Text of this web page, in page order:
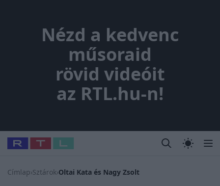
Nézd a kedvenc
műsoraid
rövid videóit
az RTL.hu-n!
Legfrissebb RTL Híradó Randi Celeb
Babits Marcella Most Wanted #Gallusz
Címlap›Sztárok›Oltai Kata és Nagy Zsolt